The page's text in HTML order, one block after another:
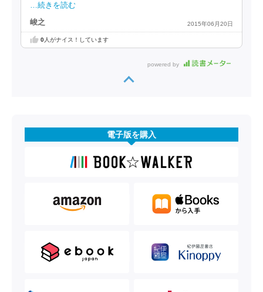
…続きを読む
峻之 2015年06月20日
0人がナイス！しています
powered by
電子版を購入